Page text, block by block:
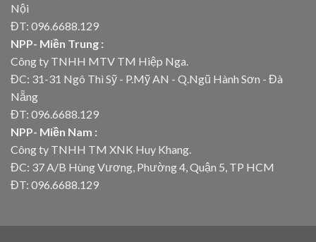
Nội
ĐT: 096.6688.129
NPP- Miền Trung :
Công ty TNHH MTV TM Hiệp Nga.
ĐC: 31-31 Ngô Thì Sỹ - P.Mỹ AN - Q.Ngũ Hành Sơn - Đà
Nẵng
ĐT: 096.6688.129
NPP- Miền Nam :
Công ty TNHH TM XNK Huy Khang.
ĐC: 37 A/B Hùng Vương, Phường 4, Quận 5, TP HCM
ĐT: 096.6688.129